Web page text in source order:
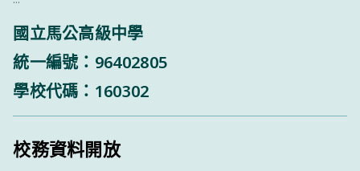
國立馬公高級中學
統一編號：96402805
學校代碼：160302
校務資料開放